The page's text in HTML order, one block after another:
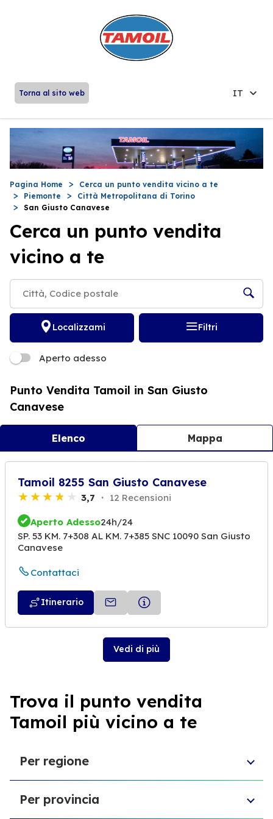
Torna al sito web IT
Pagina Home
Cerca un punto vendita vicino a te
Piemonte
Città Metropolitana di Torino
San Giusto Canavese
Cerca un punto vendita
vicino a te
Localizzami Filtri
Aperto adesso
Punto Vendita Tamoil in San Giusto
Canavese
Elenco Mappa
Tamoil 8255 San Giusto Canavese
3,7 12 Recensioni
Aperto Adesso24h/24
SP. 53 KM. 7+308 AL KM. 7+385 SNC 10090 San Giusto
Canavese
Contattaci
Itinerario
Vedi di più
Trova il punto vendita
Tamoil più vicino a te
Per regione
Umbria
Piemonte
Per provincia